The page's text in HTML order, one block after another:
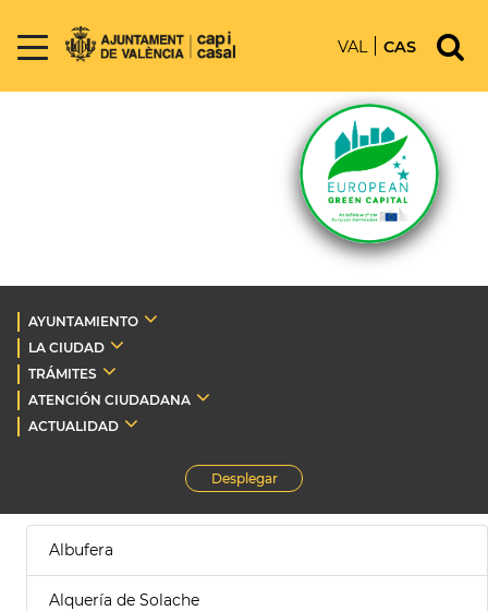
VAL CAS
AYUNTAMIENTO
LA CIUDAD
TRÁMITES
ATENCIÓN CIUDADANA
ACTUALIDAD
Desplegar
Albufera
Alquería de Solache